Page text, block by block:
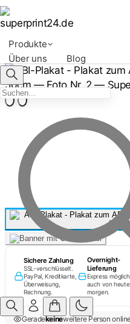
Produkte
Über uns
Blog
Sichere Zahlung
SSL-verschlüsselt.
PayPal, Kreditkarte,
Überweisung,
Rechnung.
Overnight-
Lieferung
Express
auch von
morgen.
Geradekeineweitere Person